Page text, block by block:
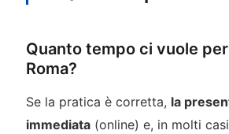
Quanto tempo ci vuole per
Roma?
Se la pratica è corretta, la
immediata(online) e, in molti